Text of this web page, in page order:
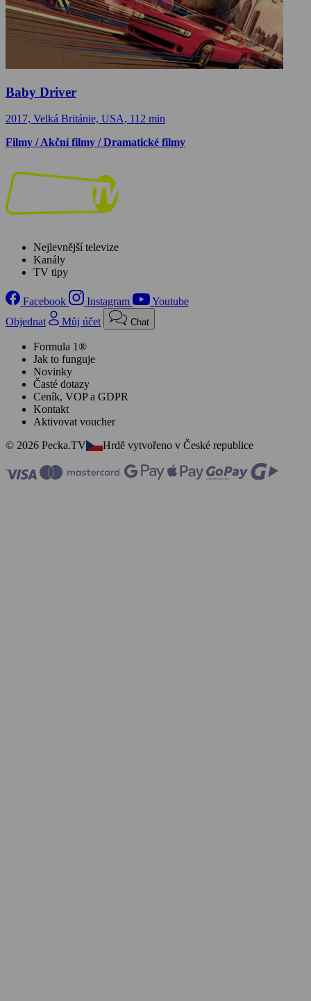
Baby Driver
2017, Velká Británie, USA, 112 min
Filmy / Akční filmy / Dramatické filmy
Nejlevnější televize
Kanály
TV tipy
Facebook Instagram
Youtube
Objednat
Můj účet Chat
Formula 1®
Jak to funguje
Novinky
Časté dotazy
Ceník, VOP a GDPR
Kontakt
Aktivovat voucher
© 2026 Pecka.TV
Hrdě vytvořeno v České republice